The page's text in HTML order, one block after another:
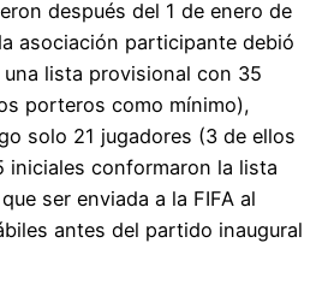
después del 1 de enero de
asociación participante debió
una lista provisional con 35
porteros como mínimo),
solo 21 jugadores (3 de ellos
iniciales conformaron la lista
ser enviada a la FIFA al
antes del partido inaugural